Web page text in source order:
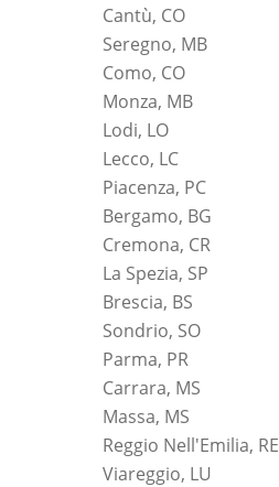
Cantù, CO
Seregno, MB
Como, CO
Monza, MB
Lodi, LO
Lecco, LC
Piacenza, PC
Bergamo, BG
Cremona, CR
La Spezia, SP
Brescia, BS
Sondrio, SO
Parma, PR
Carrara, MS
Massa, MS
Reggio Nell'Emilia, RE
Viareggio, LU